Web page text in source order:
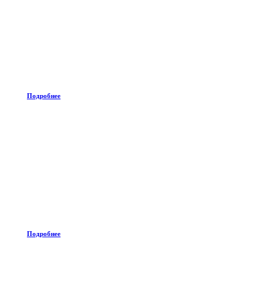
Подробнее
Подробнее